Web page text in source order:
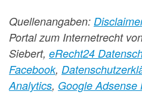
Quellenangaben:
Portal zum Internetrecht
Siebert, eRecht24
Facebook,
Analytics, Google Adsense